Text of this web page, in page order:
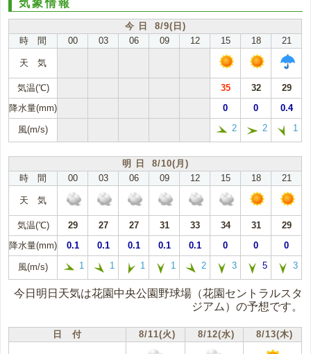
気象情報
今 日 8/9(日)
時 間
00 03 06 09 12 15 18 21
天 気
気温(℃) 35 32
29
降水量(mm)
0 0 0.4
風(m/s) 2 2 1
明 日 8/10(月)
時 間
00 03 06 09 12 15 18 21
天 気
気温(℃) 29 27 27 31 33 34 31
29
降水量(mm)
0.1 0.1 0.1 0.1 0.1 0 0 0
風(m/s) 1 1 1 1 2 3 5 3
今日明日天気は花園中央公園野球場（花園セントラルスタ
ジアム）の予想です。
日 付 8/11(火) 8/12(水) 8/13(木)